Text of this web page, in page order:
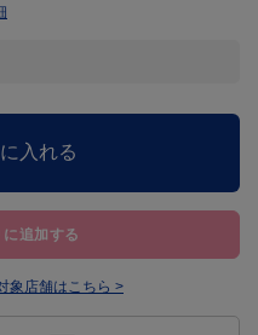
入れる
追加する
象店舗はこちら >